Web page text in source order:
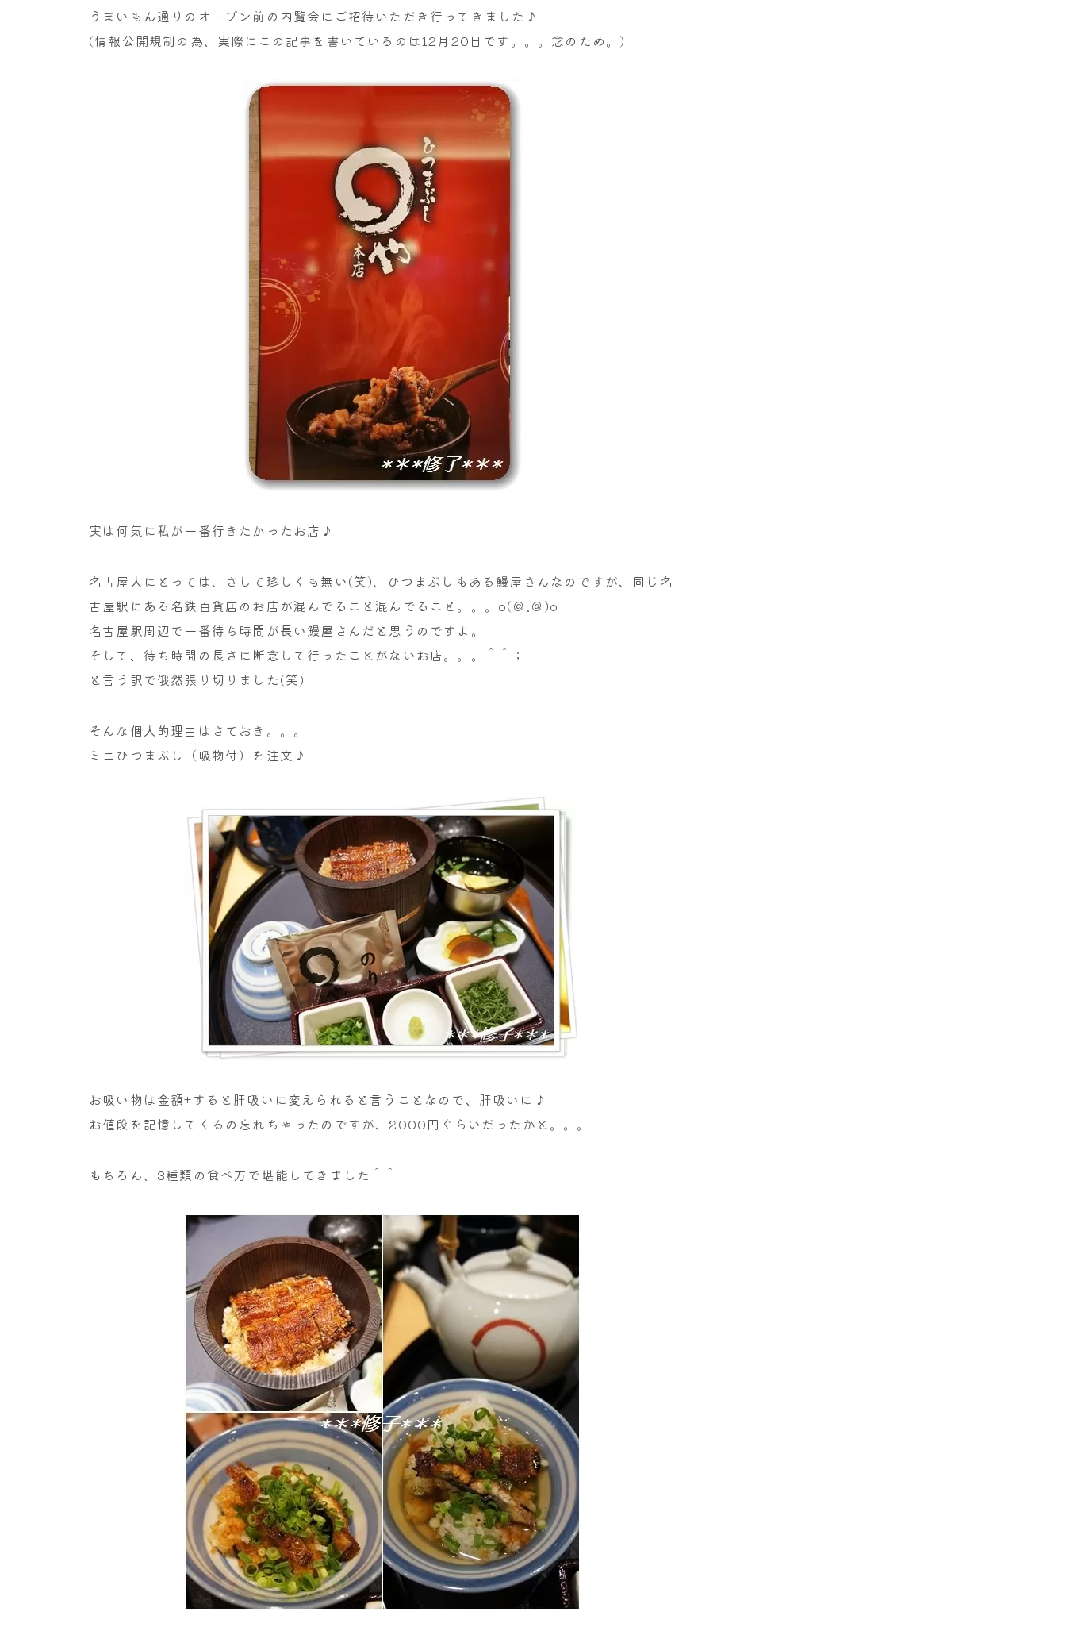
うまいもん通りのオープン前の内覧会にご招待いただき行ってきました♪
(情報公開規制の為、実際にこの記事を書いているのは12月20日です。。。念のため。)
実は何気に私が一番行きたかったお店♪
名古屋人にとっては、さして珍しくも無い(笑)、ひつまぶしもある鰻屋さんなのですが、同じ名
古屋駅にある名鉄百貨店のお店が混んでること混んでること。。。o(＠.＠)o
名古屋駅周辺で一番待ち時間が長い鰻屋さんだと思うのですよ。
そして、待ち時間の長さに断念して行ったことがないお店。。。＾＾；
と言う訳で俄然張り切りました(笑)
そんな個人的理由はさておき。。。
ミニひつまぶし（吸物付）を注文♪
お吸い物は金額+すると肝吸いに変えられると言うことなので、肝吸いに♪
お値段を記憶してくるの忘れちゃったのですが、2000円ぐらいだったかと。。。
もちろん、3種類の食べ方で堪能してきました＾＾